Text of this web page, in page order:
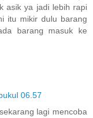
asik ya jadi lebih rapi
itu mikir dulu barang
barang masuk ke
06.57
lagi mencoba